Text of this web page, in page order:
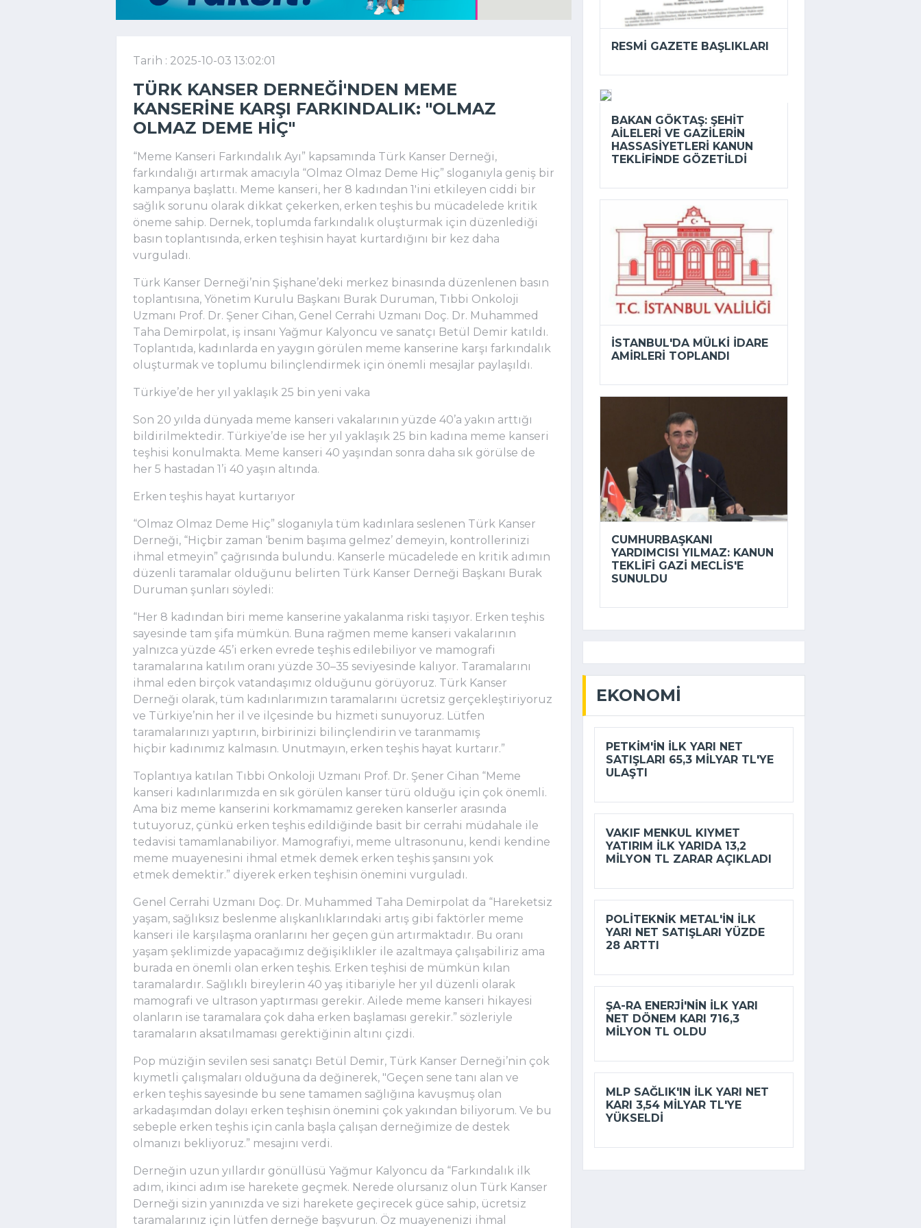
Tarih : 2025-10-03 13:02:01
TÜRK KANSER DERNEĞI'NDEN MEME
KANSERINE KARŞI FARKINDALIK: "OLMAZ
OLMAZ DEME HIÇ"
“Meme Kanseri Farkındalık Ayı” kapsamında Türk Kanser Derneği,
farkındalığı artırmak amacıyla “Olmaz Olmaz Deme Hiç” sloganıyla geniş bir
kampanya başlattı. Meme kanseri, her 8 kadından 1'ini etkileyen ciddi bir
sağlık sorunu olarak dikkat çekerken, erken teşhis bu mücadelede kritik
öneme sahip. Dernek, toplumda farkındalık oluşturmak için düzenlediği
basın toplantısında, erken teşhisin hayat kurtardığını bir kez daha
vurguladı.
Türk Kanser Derneği’nin Şişhane’deki merkez binasında düzenlenen basın
toplantısına, Yönetim Kurulu Başkanı Burak Duruman, Tıbbi Onkoloji
Uzmanı Prof. Dr. Şener Cihan, Genel Cerrahi Uzmanı Doç. Dr. Muhammed
Taha Demirpolat, iş insanı Yağmur Kalyoncu ve sanatçı Betül Demir katıldı.
Toplantıda, kadınlarda en yaygın görülen meme kanserine karşı farkındalık
oluşturmak ve toplumu bilinçlendirmek için önemli mesajlar paylaşıldı.
Türkiye’de her yıl yaklaşık 25 bin yeni vaka
Son 20 yılda dünyada meme kanseri vakalarının yüzde 40’a yakın arttığı
bildirilmektedir. Türkiye’de ise her yıl yaklaşık 25 bin kadına meme kanseri
teşhisi konulmakta. Meme kanseri 40 yaşından sonra daha sık görülse de
her 5 hastadan 1’i 40 yaşın altında.
Erken teşhis hayat kurtarıyor
“Olmaz Olmaz Deme Hiç” sloganıyla tüm kadınlara seslenen Türk Kanser
Derneği, “Hiçbir zaman ‘benim başıma gelmez’ demeyin, kontrollerinizi
ihmal etmeyin” çağrısında bulundu. Kanserle mücadelede en kritik adımın
düzenli taramalar olduğunu belirten Türk Kanser Derneği Başkanı Burak
Duruman şunları söyledi:
“Her 8 kadından biri meme kanserine yakalanma riski taşıyor. Erken teşhis
sayesinde tam şifa mümkün. Buna rağmen meme kanseri vakalarının
yalnızca yüzde 45’i erken evrede teşhis edilebiliyor ve mamografi
taramalarına katılım oranı yüzde 30–35 seviyesinde kalıyor. Taramalarını
ihmal eden birçok vatandaşımız olduğunu görüyoruz. Türk Kanser
Derneği olarak, tüm kadınlarımızın taramalarını ücretsiz gerçekleştiriyoruz
ve Türkiye’nin her il ve ilçesinde bu hizmeti sunuyoruz. Lütfen
taramalarınızı yaptırın, birbirinizi bilinçlendirin ve taranmamış
hiçbir kadınımız kalmasın. Unutmayın, erken teşhis hayat kurtarır.”
Toplantıya katılan Tıbbi Onkoloji Uzmanı Prof. Dr. Şener Cihan “Meme
kanseri kadınlarımızda en sık görülen kanser türü olduğu için çok önemli.
Ama biz meme kanserini korkmamamız gereken kanserler arasında
tutuyoruz, çünkü erken teşhis edildiğinde basit bir cerrahi müdahale ile
tedavisi tamamlanabiliyor. Mamografiyi, meme ultrasonunu, kendi kendine
meme muayenesini ihmal etmek demek erken teşhis şansını yok
etmek demektir.” diyerek erken teşhisin önemini vurguladı.
Genel Cerrahi Uzmanı Doç. Dr. Muhammed Taha Demirpolat da “Hareketsiz
yaşam, sağlıksız beslenme alışkanlıklarındaki artış gibi faktörler meme
kanseri ile karşılaşma oranlarını her geçen gün artırmaktadır. Bu oranı
yaşam şeklimizde yapacağımız değişiklikler ile azaltmaya çalışabiliriz ama
burada en önemli olan erken teşhis. Erken teşhisi de mümkün kılan
taramalardır. Sağlıklı bireylerin 40 yaş itibariyle her yıl düzenli olarak
mamografi ve ultrason yaptırması gerekir. Ailede meme kanseri hikayesi
olanların ise taramalara çok daha erken başlaması gerekir.” sözleriyle
taramaların aksatılmaması gerektiğinin altını çizdi.
Pop müziğin sevilen sesi sanatçı Betül Demir, Türk Kanser Derneği’nin çok
kıymetli çalışmaları olduğuna da değinerek, "Geçen sene tanı alan ve
erken teşhis sayesinde bu sene tamamen sağlığına kavuşmuş olan
arkadaşımdan dolayı erken teşhisin önemini çok yakından biliyorum. Ve bu
sebeple erken teşhis için canla başla çalışan derneğimize de destek
olmanızı bekliyoruz.” mesajını verdi.
Derneğin uzun yıllardır gönüllüsü Yağmur Kalyoncu da “Farkındalık ilk
adım, ikinci adım ise harekete geçmek. Nerede olursanız olun Türk Kanser
Derneği sizin yanınızda ve sizi harekete geçirecek güce sahip, ücretsiz
taramalarınız için lütfen derneğe başvurun. Öz muayenenizi ihmal
RESMI GAZETE BAŞLIKLARI
BAKAN GÖKTAŞ: ŞEHIT
AILELERI VE GAZILERIN
HASSASIYETLERI KANUN
TEKLIFINDE GÖZETILDI
İSTANBUL'DA MÜLKI IDARE
AMIRLERI TOPLANDI
CUMHURBAŞKANI
YARDIMCISI YILMAZ: KANUN
TEKLIFI GAZI MECLIS'E
SUNULDU
EKONOMI
PETKIM'IN ILK YARI NET
SATIŞLARI 65,3 MILYAR TL'YE
ULAŞTI
VAKIF MENKUL KIYMET
YATIRIM ILK YARIDA 13,2
MILYON TL ZARAR AÇIKLADI
POLITEKNIK METAL'IN ILK
YARI NET SATIŞLARI YÜZDE
28 ARTTI
ŞA-RA ENERJI'NIN ILK YARI
NET DÖNEM KARI 716,3
MILYON TL OLDU
MLP SAĞLIK'IN ILK YARI NET
KARI 3,54 MILYAR TL'YE
YÜKSELDI